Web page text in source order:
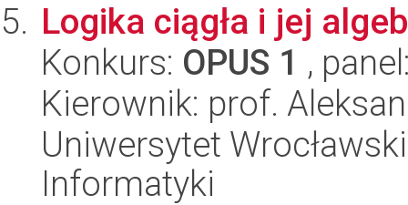
Logika ciągła i jej
Konkurs: OPUS 1 ,
Kierownik: prof.
Uniwersytet
Informatyki